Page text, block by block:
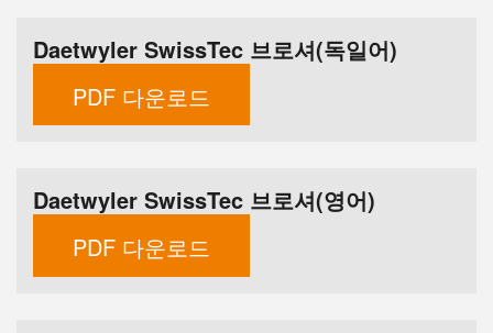
Daetwyler SwissTec 브로셔(독일어)
PDF 다운로드
Daetwyler SwissTec 브로셔(영어)
PDF 다운로드